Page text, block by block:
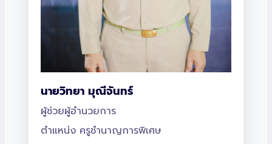
นายวิทยา มุณีจันทร์
ผู้ช่วยผู้อำนวยการ
ตำแหน่ง ครูชำนาญการพิเศษ